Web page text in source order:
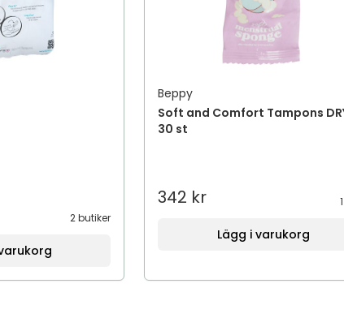
2 butiker
Beppy
Soft and Comfort Tampons
30 st
342 kr
Lägg i varukorg